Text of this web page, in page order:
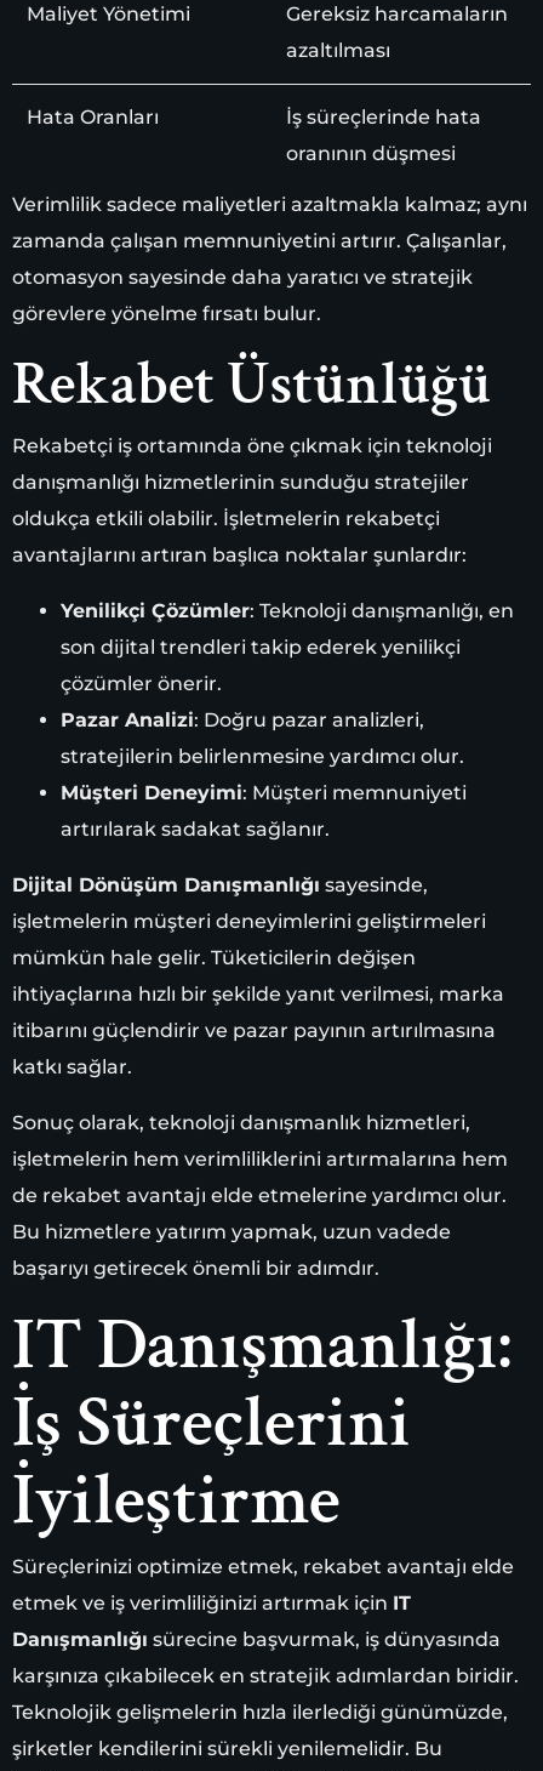
Maliyet Yönetimi
Gereksiz harcamaların
azaltılması
Hata Oranları
İş süreçlerinde hata
oranının düşmesi
Verimlilik sadece maliyetleri azaltmakla kalmaz; aynı
zamanda çalışan memnuniyetini artırır. Çalışanlar,
otomasyon sayesinde daha yaratıcı ve stratejik
görevlere yönelme fırsatı bulur.
Rekabet Üstünlüğü
Rekabetçi iş ortamında öne çıkmak için teknoloji
danışmanlığı hizmetlerinin sunduğu stratejiler
oldukça etkili olabilir. İşletmelerin rekabetçi
avantajlarını artıran başlıca noktalar şunlardır:
Yenilikçi Çözümler: Teknoloji danışmanlığı, en
son dijital trendleri takip ederek yenilikçi
çözümler önerir.
Pazar Analizi: Doğru pazar analizleri,
stratejilerin belirlenmesine yardımcı olur.
Müşteri Deneyimi: Müşteri memnuniyeti
artırılarak sadakat sağlanır.
Dijital Dönüşüm Danışmanlığı sayesinde,
işletmelerin müşteri deneyimlerini geliştirmeleri
mümkün hale gelir. Tüketicilerin değişen
ihtiyaçlarına hızlı bir şekilde yanıt verilmesi, marka
itibarını güçlendirir ve pazar payının artırılmasına
katkı sağlar.
Sonuç olarak, teknoloji danışmanlık hizmetleri,
işletmelerin hem verimliliklerini artırmalarına hem
de rekabet avantajı elde etmelerine yardımcı olur.
Bu hizmetlere yatırım yapmak, uzun vadede
başarıyı getirecek önemli bir adımdır.
IT Danışmanlığı:
İş Süreçlerini
İyileştirme
Süreçlerinizi optimize etmek, rekabet avantajı elde
etmek ve iş verimliliğinizi artırmak için IT
Danışmanlığı sürecine başvurmak, iş dünyasında
karşınıza çıkabilecek en stratejik adımlardan biridir.
Teknolojik gelişmelerin hızla ilerlediği günümüzde,
şirketler kendilerini sürekli yenilemelidir. Bu